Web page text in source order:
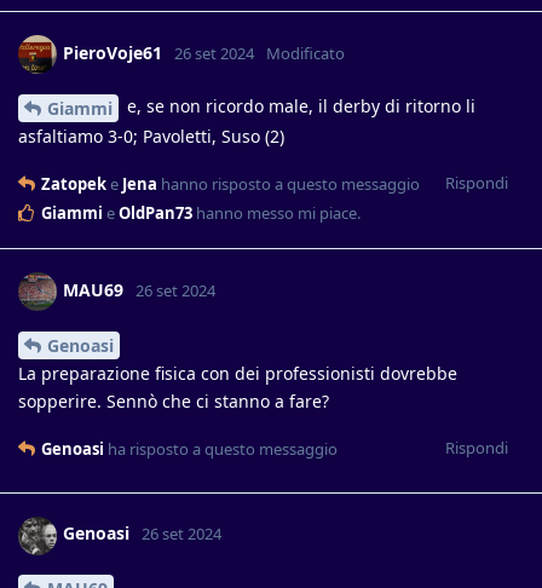
PieroVoje61 26 set 2024 Modificato
Giammi
e, se non ricordo male, il derby di ritorno li
asfaltiamo 3-0; Pavoletti, Suso (2)
Rispondi
Zatopeke Jena hanno risposto a questo messaggio
Giammi eOldPan73 hanno messo mi piace.
MAU69 26 set 2024
Genoasi
La preparazione fisica con dei professionisti dovrebbe
sopperire. Sennò che ci stanno a fare?
Rispondi
Genoasi ha risposto a questo messaggio
Genoasi 26 set 2024